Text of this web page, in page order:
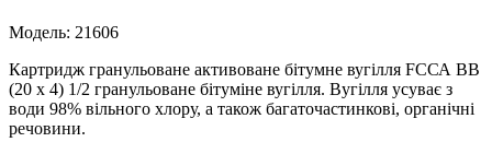
Модель: 21606
Картридж гранульоване активоване бітумне вугілля FCСА ВВ
(20 х 4) 1/2 гранульоване бітуміне вугілля. Вугілля усуває з
води 98% вільного хлору, а також багаточастинкові, органічні
речовини.